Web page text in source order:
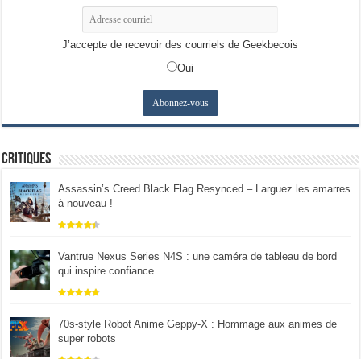
J’accepte de recevoir des courriels de Geekbecois
Oui
Critiques
Assassin’s Creed Black Flag Resynced – Larguez les amarres
à nouveau !
Vantrue Nexus Series N4S : une caméra de tableau de bord
qui inspire confiance
70s-style Robot Anime Geppy-X : Hommage aux animes de
super robots